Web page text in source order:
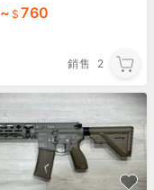
~ 760
銷售 2